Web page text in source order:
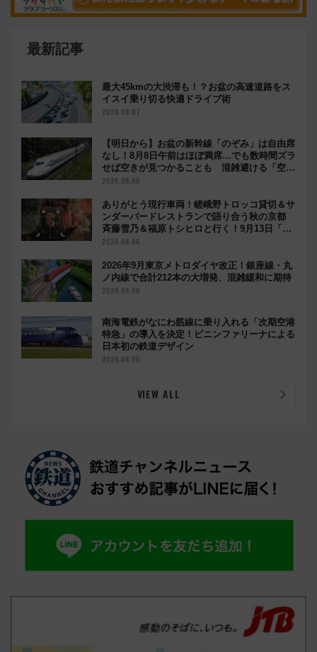
最新記事
最大45kmの大渋滞も！？お盆の高速道路をス
イスイ乗り切る快適ドライブ術
2026.08.07
【明日から】お盆の新幹線「のぞみ」は自由席
なし！8月8日午前はほぼ満席…でも数時間ズラ
せば空きが見つかることも 混雑避ける「空
席」探しのコツ
2026.08.06
ありがとう現行車両！嵯峨野トロッコ貸切＆サ
ンダーバードレストランで語り合う秋の京都
斉藤雪乃＆福原トシヒロと行く！9月13日「京
都の鉄道満喫ツアー」開催
2026.08.06
2026年9月東京メトロダイヤ改正！銀座線・丸
ノ内線で合計212本の大増発、混雑緩和に期待
2026.08.06
南海電鉄がなにわ筋線に乗り入れる「次期空港
特急」の導入を決定！ピニンファリーナによる
日本初の鉄道デザイン
2026.08.06
VIEW ALL